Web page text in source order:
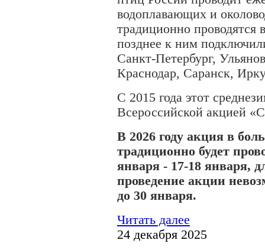
водоплавающих и
традиционно проводятся
позднее к ним
Санкт-Петербург,
Краснодар, Саранск,
С 2015 года этот
Всероссийской акцией
В 2026 году акция в
традиционно будет
января - 17-18 января,
проведение акции
до 30 января.
Читать далее
24 декабря 2025